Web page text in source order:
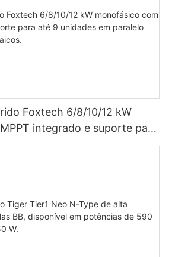
Foxtech 6/8/10/12 kW
integrado e suporte para
paralelo para sistemas